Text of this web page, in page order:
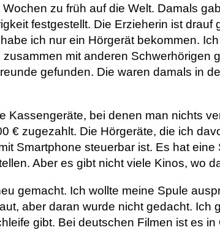
zu früh auf die Welt. Damals
festgestellt. Die Erzieherin ist drauf
ich nur ein Hörgerät bekommen.
mit anderen Schwerhörigen
gefunden. Die waren damals in
Kassengeräte, bei denen man nichts
€ zugezahlt. Die Hörgeräte, die ich
Smartphone steuerbar ist. Es hat eine
Aber es gibt nicht viele Kinos, wo
gemacht. Ich wollte meine Spule
aber daran wurde nicht gedacht. Ich
gibt. Bei deutschen Filmen ist es in